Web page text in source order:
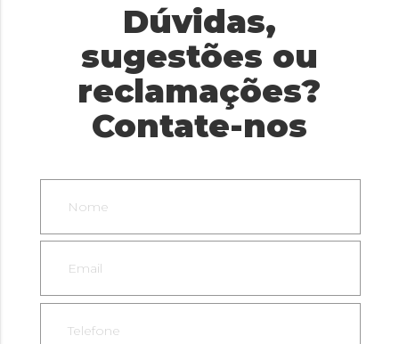
Dúvidas,
sugestões ou
reclamações?
Contate-nos